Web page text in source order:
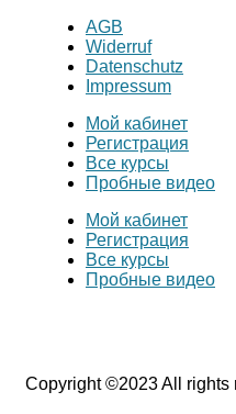
AGB
Widerruf
Datenschutz
Impressum
Мой кабинет
Регистрация
Все курсы
Пробные видео
Мой кабинет
Регистрация
Все курсы
Пробные видео
Copyright ©2023 All rights